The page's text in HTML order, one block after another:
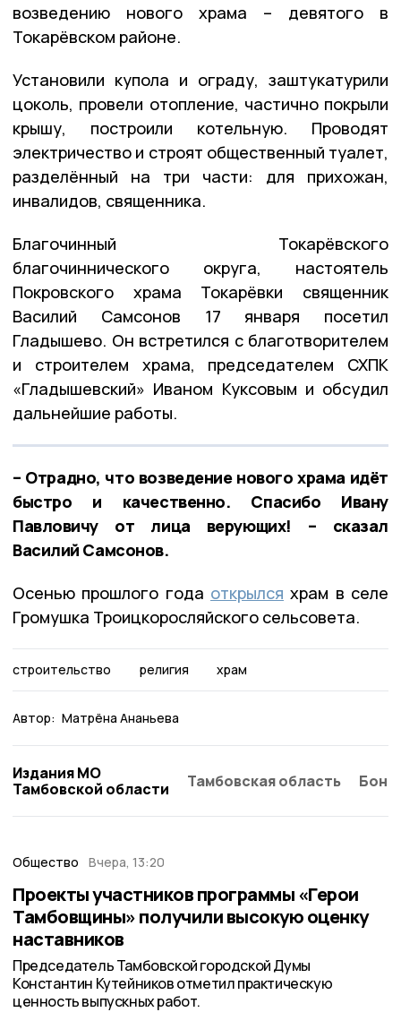
возведению нового храма – девятого в
Токарёвском районе.
Установили купола и ограду, заштукатурили
цоколь, провели отопление, частично покрыли
крышу, построили котельную. Проводят
электричество и строят общественный туалет,
разделённый на три части: для прихожан,
инвалидов, священника.
Благочинный Токарёвского
благочиннического округа, настоятель
Покровского храма Токарёвки священник
Василий Самсонов 17 января посетил
Гладышево. Он встретился с благотворителем
и строителем храма, председателем СХПК
«Гладышевский» Иваном Куксовым и обсудил
дальнейшие работы.
– Отрадно, что возведение нового храма идёт
быстро и качественно. Спасибо Ивану
Павловичу от лица верующих! – сказал
Василий Самсонов.
Осенью прошлого года открылся храм в селе
Громушка Троицкоросляйского сельсовета.
строительство религия храм
Автор: Матрёна Ананьева
Издания МО
Тамбовской области
Тамбовская область
Общество Вчера, 13:20
Проекты участников программы «Герои
Тамбовщины» получили высокую оценку
наставников
Председатель Тамбовской городской Думы
Константин Кутейников отметил практическую
ценность выпускных работ.